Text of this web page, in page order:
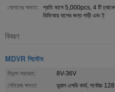
যোগানের ক্ষমতা:
প্রতি মাসে 5,000pcs, 4 টি
ডিভিআর বাসের জন্য গাড়ী এবং ট্
বিবরণ
MDVR সিস্টেম
বিদ্যুৎ সরবরাহ:
8V-36V
স্টোরেজ ক্ষমতা:
ডুয়াল এসডি কার্ড, সর্বোচ্চ 128